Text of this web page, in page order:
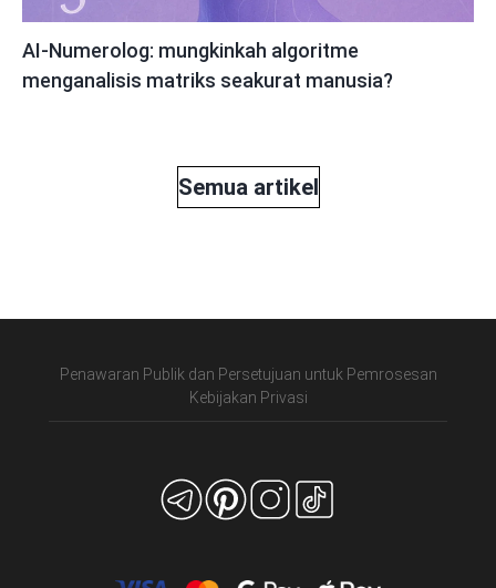
AI-Numerolog: mungkinkah algoritme
menganalisis matriks seakurat manusia?
Semua artikel
Penawaran Publik dan Persetujuan untuk Pemrosesan
Kebijakan Privasi